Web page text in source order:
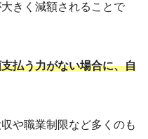
きく減額されることで
払う力がない場合に、自
や職業制限など多くのも